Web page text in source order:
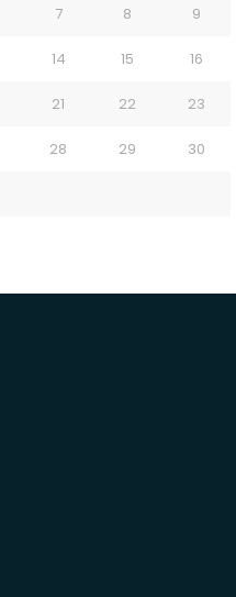
7 8 9
14 15 16
21 22 23
28 29 30